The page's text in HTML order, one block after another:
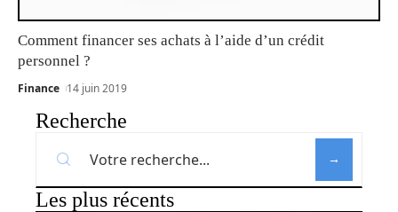
Comment financer ses achats à l’aide d’un crédit
personnel ?
Finance 14 juin 2019
Recherche
Les plus récents